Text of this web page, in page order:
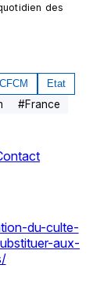
des
CFCM Etat
#France
du-culte-
aux-